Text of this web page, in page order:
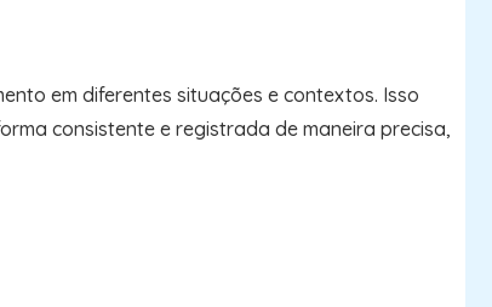
em diferentes situações e contextos. Isso
consistente e registrada de maneira precisa,